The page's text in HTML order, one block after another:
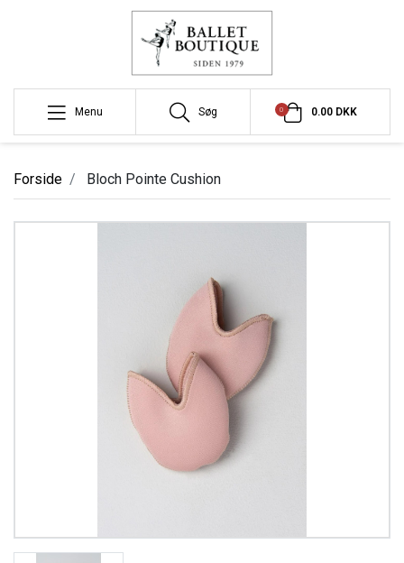
Menu Søg 0 0.00 DKK
Forside Bloch Pointe Cushion